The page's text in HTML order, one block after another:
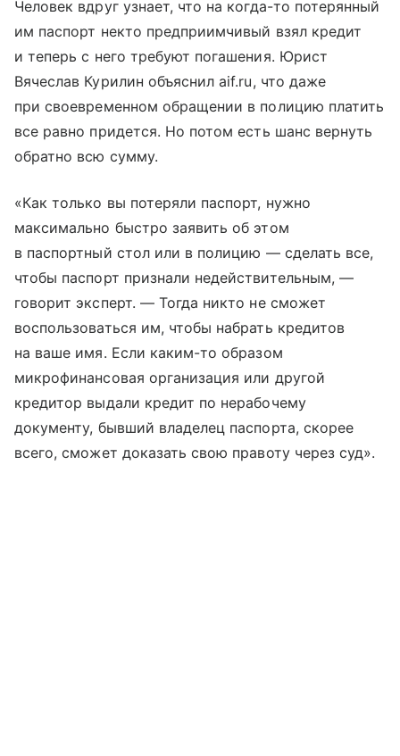
Человек вдруг узнает, что на когда-то потерянный
им паспорт некто предприимчивый взял кредит
и теперь с него требуют погашения. Юрист
Вячеслав Курилин объяснил aif.ru, что даже
при своевременном обращении в полицию платить
все равно придется. Но потом есть шанс вернуть
обратно всю сумму.
«Как только вы потеряли паспорт, нужно
максимально быстро заявить об этом
в паспортный стол или в полицию — сделать все,
чтобы паспорт признали недействительным, —
говорит эксперт. — Тогда никто не сможет
воспользоваться им, чтобы набрать кредитов
на ваше имя. Если каким-то образом
микрофинансовая организация или другой
кредитор выдали кредит по нерабочему
документу, бывший владелец паспорта, скорее
всего, сможет доказать свою правоту через суд».